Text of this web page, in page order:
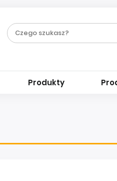
Produkty